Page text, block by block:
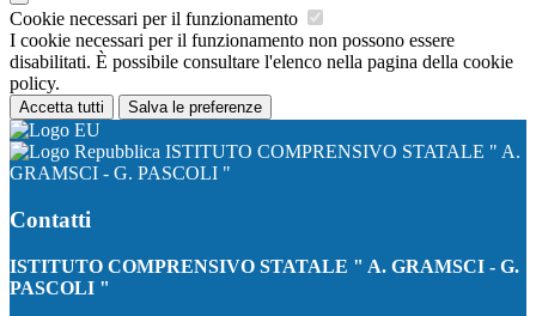
Cookie necessari per il funzionamento
I cookie necessari per il funzionamento non possono essere
disabilitati. È possibile consultare l'elenco nella pagina della cookie
policy.
Accetta tutti Salva le preferenze
ISTITUTO COMPRENSIVO STATALE " A.
GRAMSCI - G. PASCOLI "
Contatti
ISTITUTO COMPRENSIVO STATALE " A. GRAMSCI - G.
PASCOLI "